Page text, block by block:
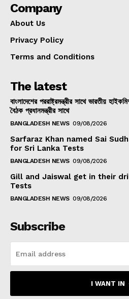
Company
About Us
Privacy Policy
Terms and Conditions
The latest
বাংলাদেশের পররাষ্ট্রমন্ত্রীর সাথে ভারতীয়
বৈঠক প্রধানমন্ত্রীর সাথে
BANGLADESH NEWS 09/08/2026
Sarfaraz Khan named Sai
for Sri Lanka Tests
BANGLADESH NEWS 09/08/2026
Gill and Jaiswal get in their
Tests
BANGLADESH NEWS 09/08/2026
Subscribe
I WANT IN